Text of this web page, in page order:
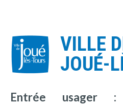
VILLE
JOUÉ-
Entrée usager :